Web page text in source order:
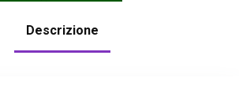
Descrizione